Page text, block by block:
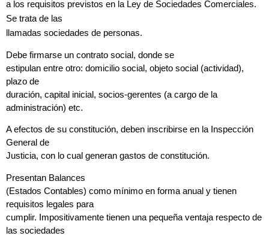
a los requisitos previstos en la Ley de Sociedades Comerciales.
Se trata de las
llamadas sociedades de personas.
Debe firmarse un contrato social, donde se
estipulan entre otro: domicilio social, objeto social (actividad),
plazo de
duración, capital inicial, socios-gerentes (a cargo de la
administración) etc.
A efectos de su constitución, deben inscribirse en la Inspección
General de
Justicia, con lo cual generan gastos de constitución.
Presentan Balances
(Estados Contables) como mínimo en forma anual y tienen
requisitos legales para
cumplir. Impositivamente tienen una pequeña ventaja respecto de
las sociedades